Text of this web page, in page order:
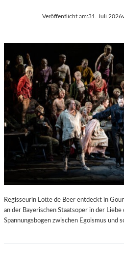
Veröffentlicht am:31. Juli 2026
Regisseurin Lotte de Beer entdeckt in
an der Bayerischen Staatsoper in der
Spannungsbogen zwischen Egoismus und